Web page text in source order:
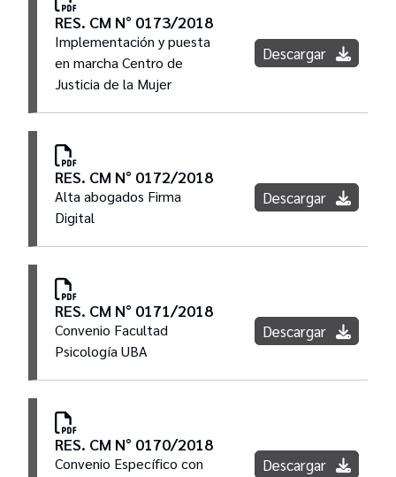
RES. CM N° 0173/2018
Implementación y puesta
en marcha Centro de
Justicia de la Mujer
Descargar
RES. CM N° 0172/2018
Alta abogados Firma
Digital
Descargar
RES. CM N° 0171/2018
Convenio Facultad
Psicología UBA
Descargar
RES. CM N° 0170/2018
Convenio Específico con
Descargar